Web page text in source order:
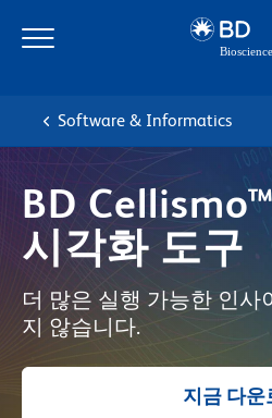
main
navigation
Software & Informatics
BD
시각화 도구
더 많은 실행 가능한 인사
지 않습니다.
지금 다운